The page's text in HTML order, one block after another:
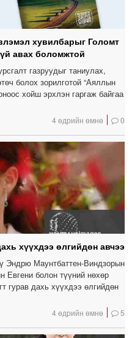
хувилбарыг Голомт
авах боломжтой
газруудыг таниулах,
болох зорилготой “Аяллын
хойш эрхлэн гаргаж байгаа
4 өдрийн өмнө 0
хүүхдээ өлгийдөн авчээ
Эндрю Маунтбаттен-Виндзорын
Евгени болон түүний нөхөр
гурав дахь хүүхдээ өлгийдөн
4 өдрийн өмнө 5